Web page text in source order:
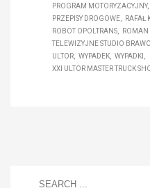
PROGRAM MOTORYZACYJNY
PRZEPISY DROGOWE
RAFAŁ
ROBOT OPOLTRANS
ROMAN
TELEWIZYJNE STUDIO BRAWO
ULTOR
WYPADEK
WYPADKI
XXI ULTOR MASTER TRUCK